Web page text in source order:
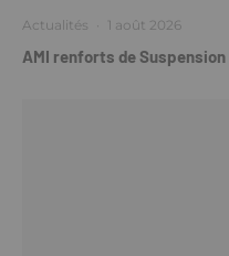
Actualités · 1 août 2026
AMI renforts de Suspension